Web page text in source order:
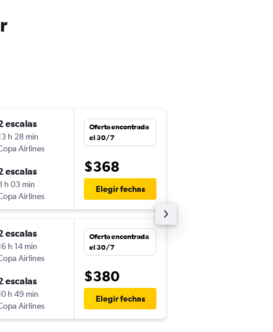
escalas
h 28 min
Airlines
escalas
h 03 min
Airlines
Oferta encontrada
el 30/7
$368
Elegir fechas
escalas
h 14 min
Airlines
escalas
h 49 min
Airlines
Oferta encontrada
el 30/7
$380
Elegir fechas